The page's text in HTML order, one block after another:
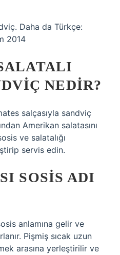
Daha da Türkçe:
2014
NEDIR?
salçasıyla sandviç
Amerikan salatasını
ve salatalığı
servis edin.
SOSIS ADI
anlamına gelir ve
Pişmiş sıcak uzun
arasına yerleştirilir ve